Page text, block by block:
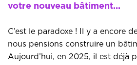
votre nouveau bâtiment…
C’est le paradoxe ! Il y a encore
nous pensions construire un
Aujourd’hui, en 2025, il est déjà